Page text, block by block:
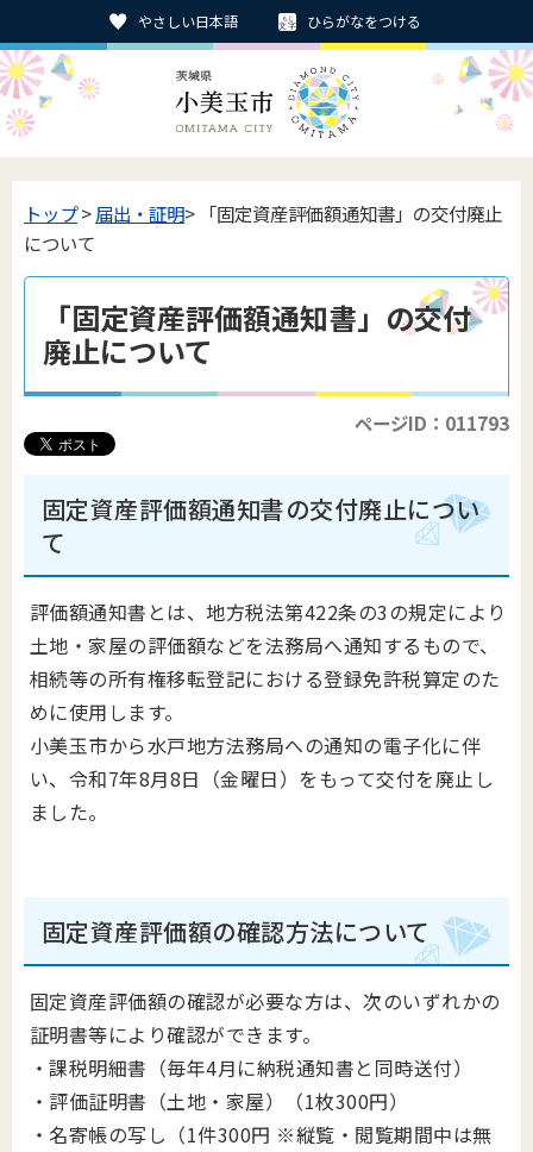
やさしい日本語 ひらがなをつける
トップ>届出・証明> 「固定資産評価額通知書」の交付廃止
について
「固定資産評価額通知書」の交付
廃止について
ページID：011793
固定資産評価額通知書の交付廃止につい
て
評価額通知書とは、地方税法第422条の3の規定により
土地・家屋の評価額などを法務局へ通知するもので、
相続等の所有権移転登記における登録免許税算定のた
めに使用します。
小美玉市から水戸地方法務局への通知の電子化に伴
い、令和7年8月8日（金曜日）をもって交付を廃止し
ました。
固定資産評価額の確認方法について
固定資産評価額の確認が必要な方は、次のいずれかの
証明書等により確認ができます。
・課税明細書（毎年4月に納税通知書と同時送付）
・評価証明書（土地・家屋）（1枚300円）
・名寄帳の写し（1件300円 ※縦覧・閲覧期間中は無